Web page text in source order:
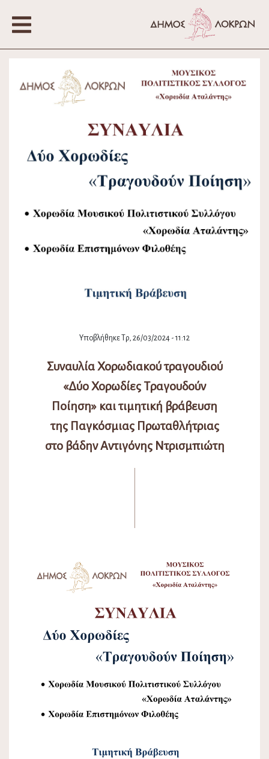
Υποβλήθηκε Τρ, 26/03/2024 - 11:12
Συναυλία Χορωδιακού τραγουδιού
«Δύο Χορωδίες Τραγουδούν
Ποίηση» και τιμητική βράβευση
της Παγκόσμιας Πρωταθλήτριας
στο βάδην Αντιγόνης Ντρισμπιώτη